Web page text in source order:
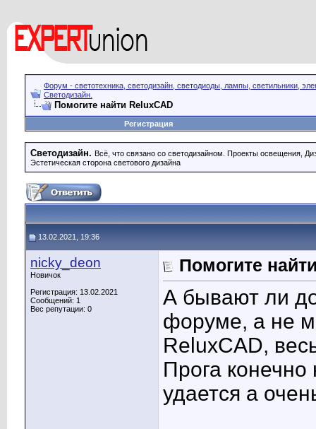
Форум - светотехника, светодизайн, светодиоды, лампы, светильники,
Светодизайн.
Помогите найти ReluxCAD
Регистрация
Светодизайн. Всё, что связано со светодизайном. Проекты освещения,
Эстетическая сторона светового дизайна
13.02.2021, 19:36
nicky_deon
Новичок
Регистрация: 13.02.2021
Сообщений: 1
Вес репутации: 0
Помогите
А бывают ли
форуме, а не
ReluxCAD,
Прога
удается а